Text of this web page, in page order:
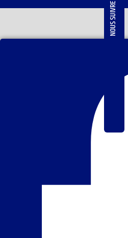
NOUS SUIVRE